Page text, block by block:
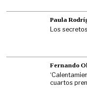
Paula
Los
Fernando
cuartos